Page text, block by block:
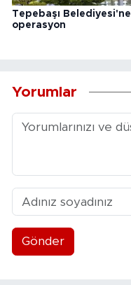
Tepebaşı Belediyesi'ne
operasyon
Yorumlar
Gönder